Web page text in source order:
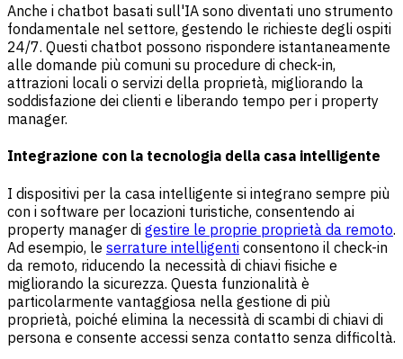
Anche i chatbot basati sull'IA sono diventati uno strumento
fondamentale nel settore, gestendo le richieste degli ospiti
24/7. Questi chatbot possono rispondere istantaneamente
alle domande più comuni su procedure di check-in,
attrazioni locali o servizi della proprietà, migliorando la
soddisfazione dei clienti e liberando tempo per i property
manager.
Integrazione con la tecnologia della casa intelligente
I dispositivi per la casa intelligente si integrano sempre più
con i software per locazioni turistiche, consentendo ai
property manager di gestire le proprie proprietà da remoto.
Ad esempio, le serrature intelligenti consentono il check-in
da remoto, riducendo la necessità di chiavi fisiche e
migliorando la sicurezza. Questa funzionalità è
particolarmente vantaggiosa nella gestione di più
proprietà, poiché elimina la necessità di scambi di chiavi di
persona e consente accessi senza contatto senza difficoltà.